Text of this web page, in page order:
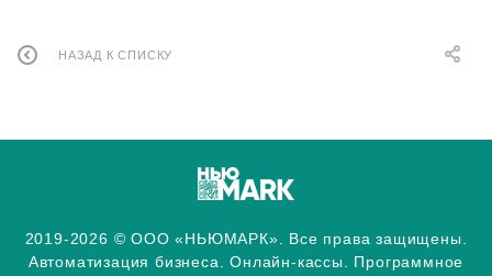
НАЗАД К СПИСКУ
2019-2026 © ООО «НЬЮМАРК». Все права защищены.
Автоматизация бизнеса. Онлайн-кассы. Программное